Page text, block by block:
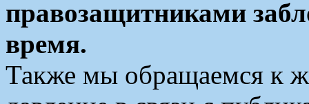
правозащитниками
время.
Также мы обращаемся к